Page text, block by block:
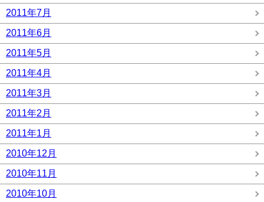
2011年7月
2011年6月
2011年5月
2011年4月
2011年3月
2011年2月
2011年1月
2010年12月
2010年11月
2010年10月